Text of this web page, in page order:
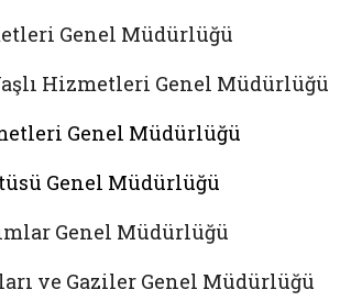
Genel Müdürlüğü
Hizmetleri Genel Müdürlüğü
Genel Müdürlüğü
Genel Müdürlüğü
Genel Müdürlüğü
ve Gaziler Genel Müdürlüğü